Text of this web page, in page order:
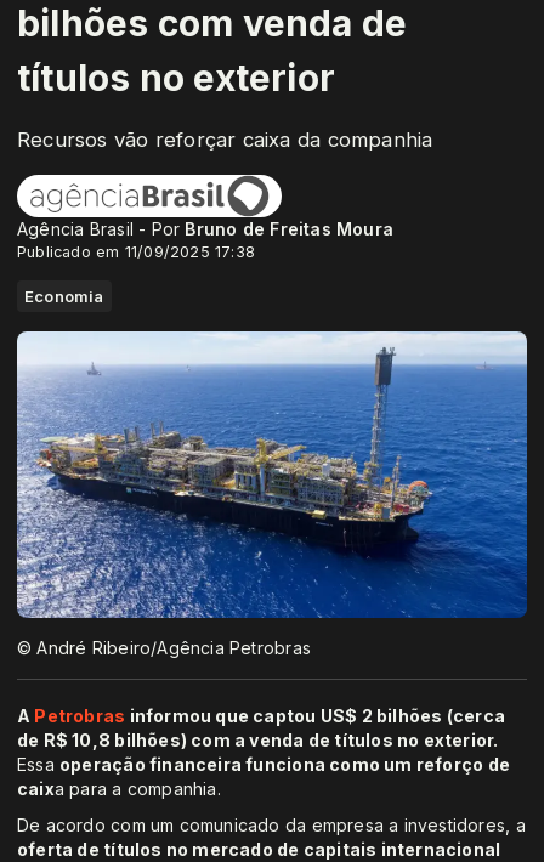
bilhões com venda de
títulos no exterior
Recursos vão reforçar caixa da companhia
Agência Brasil - Por Bruno de Freitas Moura
Publicado em 11/09/2025 17:38
Economia
© André Ribeiro/Agência Petrobras
A Petrobras informou que captou US$ 2 bilhões (cerca
de R$ 10,8 bilhões) com a venda de títulos no exterior.
Essa operação financeira funciona como um reforço de
caixa para a companhia.
De acordo com um comunicado da empresa a investidores, a
oferta de títulos no mercado de capitais internacional